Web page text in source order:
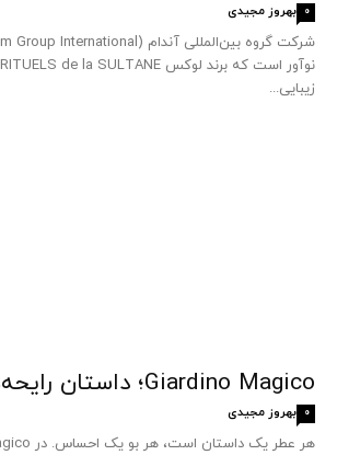
بهروز مجیدی 0
زیبایی...
Giardino Magico؛ داستان رایحه‌های خاص
بهروز مجیدی 0